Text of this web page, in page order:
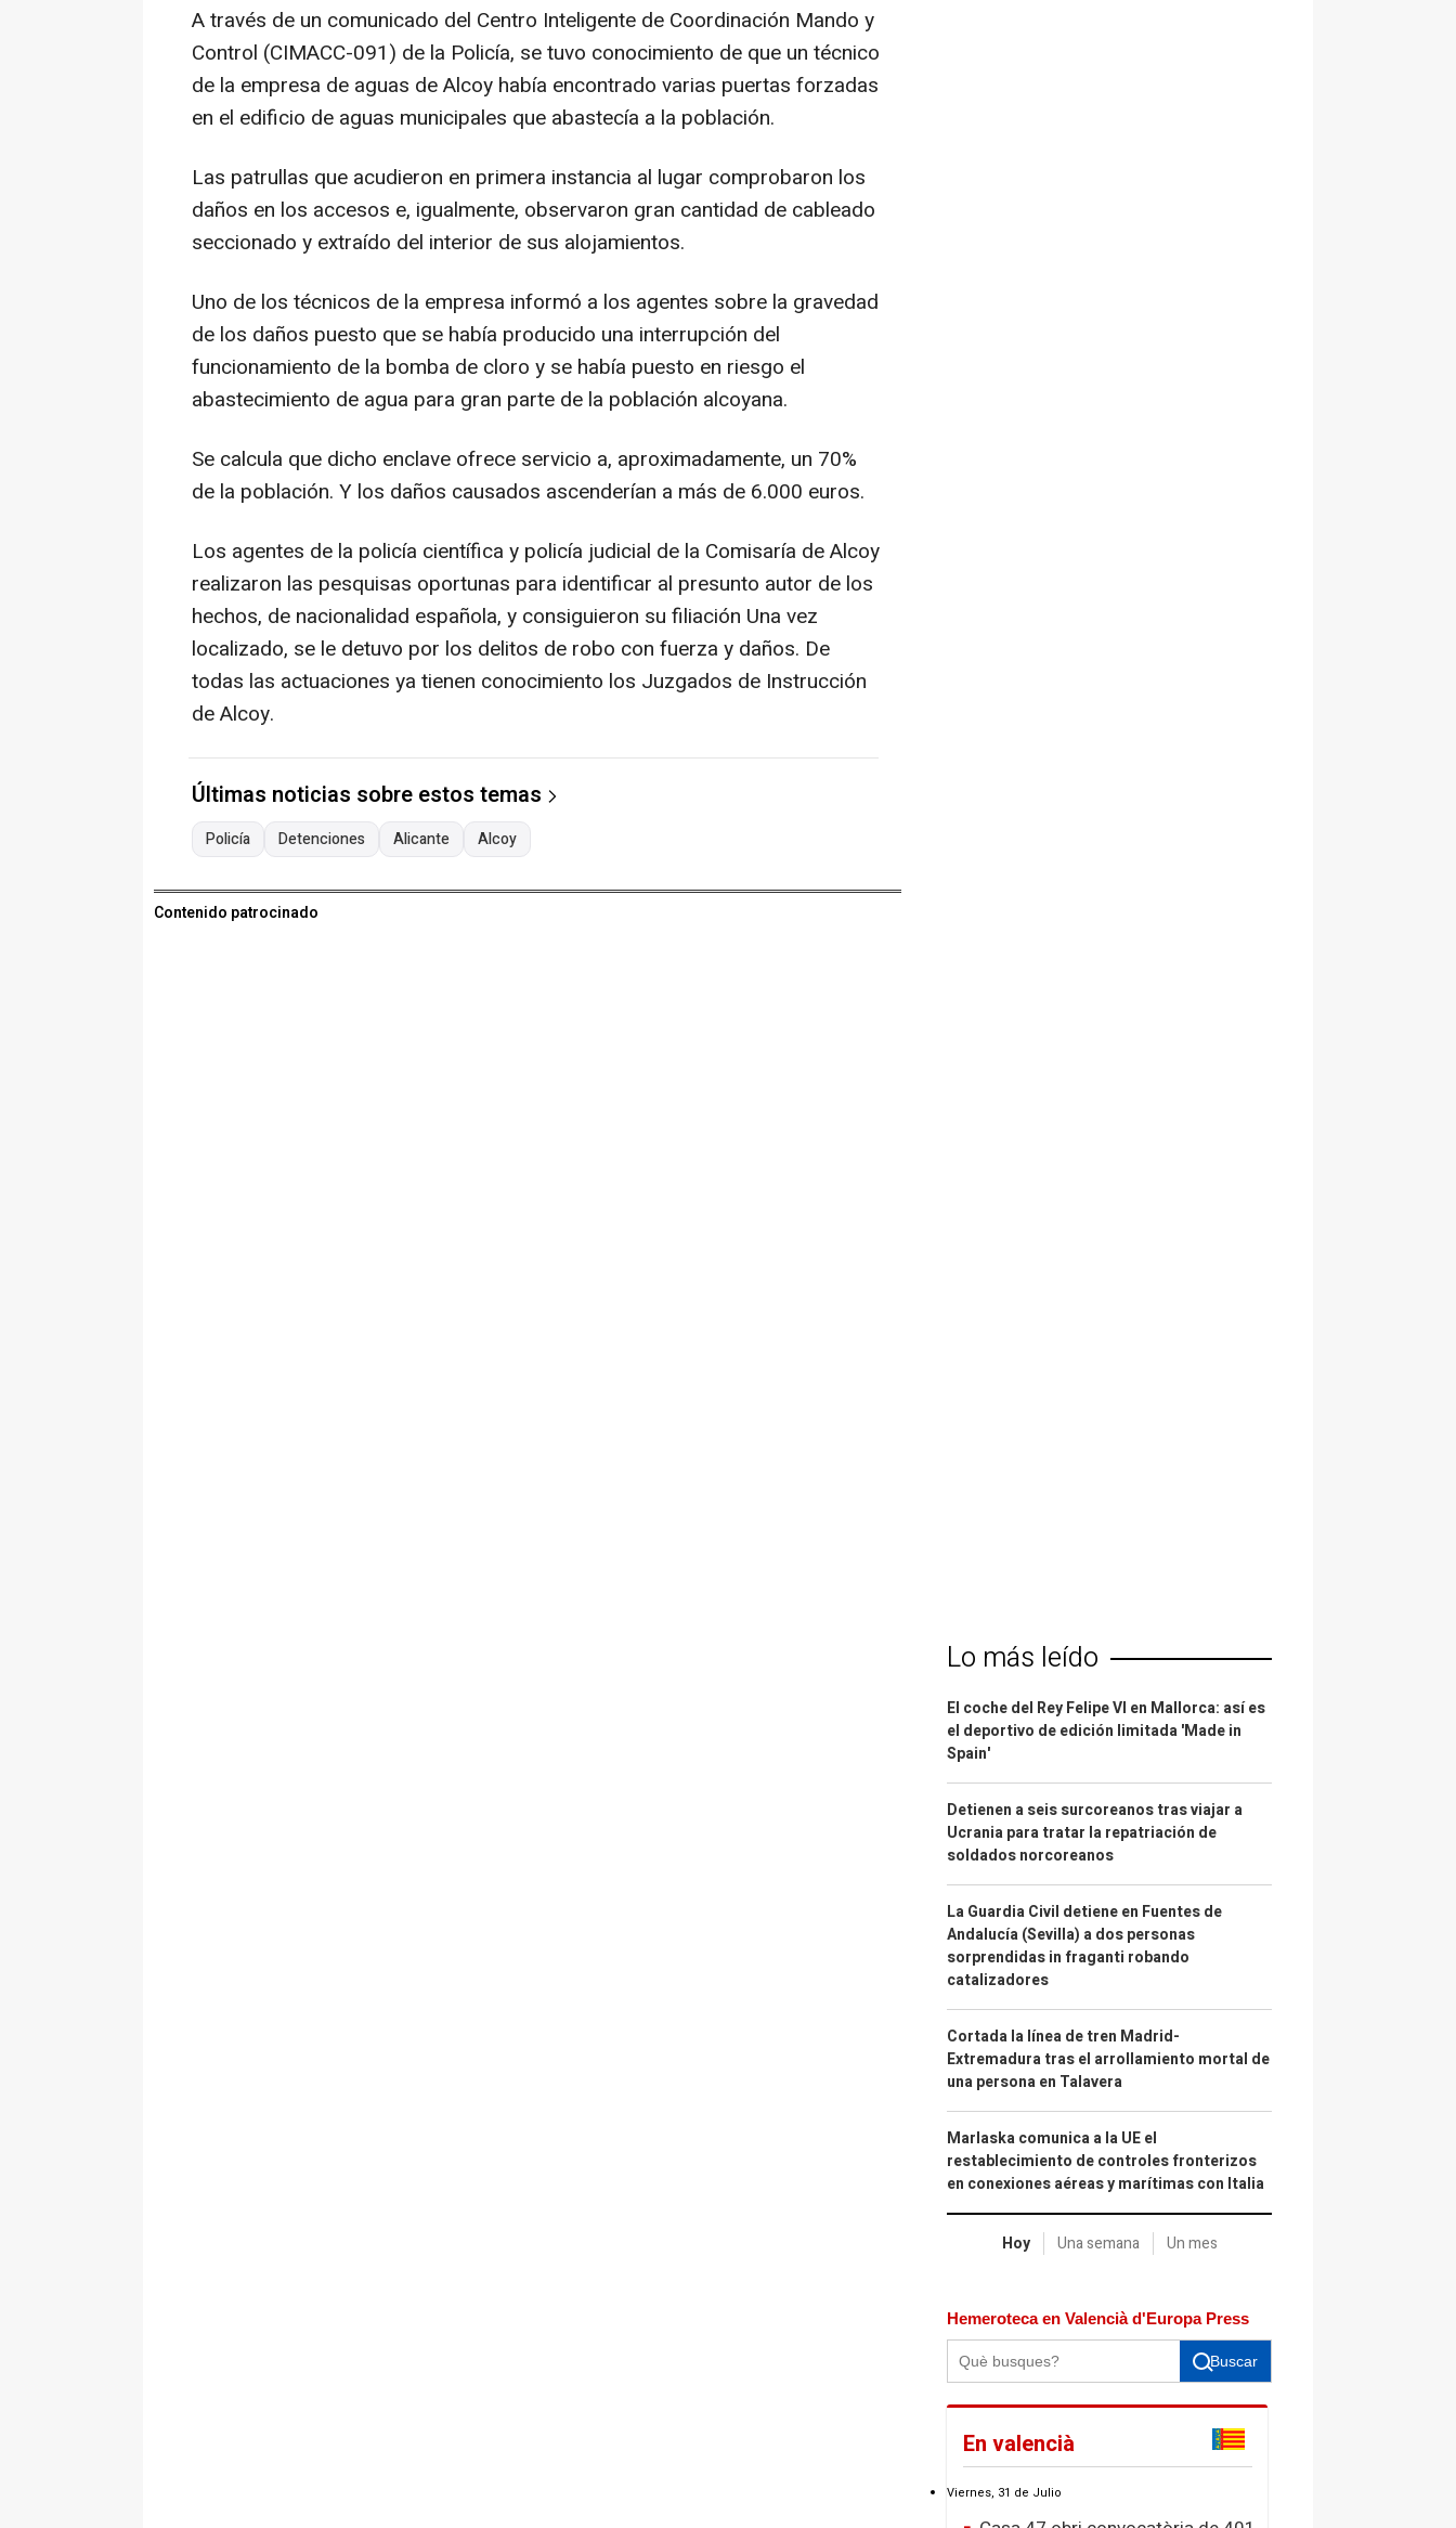
A través de un comunicado del Centro Inteligente de Coordinación Mando y
Control (CIMACC-091) de la Policía, se tuvo conocimiento de que un técnico
de la empresa de aguas de Alcoy había encontrado varias puertas forzadas
en el edificio de aguas municipales que abastecía a la población.
Las patrullas que acudieron en primera instancia al lugar comprobaron los
daños en los accesos e, igualmente, observaron gran cantidad de cableado
seccionado y extraído del interior de sus alojamientos.
Uno de los técnicos de la empresa informó a los agentes sobre la gravedad
de los daños puesto que se había producido una interrupción del
funcionamiento de la bomba de cloro y se había puesto en riesgo el
abastecimiento de agua para gran parte de la población alcoyana.
Se calcula que dicho enclave ofrece servicio a, aproximadamente, un 70%
de la población. Y los daños causados ascenderían a más de 6.000 euros.
Los agentes de la policía científica y policía judicial de la Comisaría de Alcoy
realizaron las pesquisas oportunas para identificar al presunto autor de los
hechos, de nacionalidad española, y consiguieron su filiación Una vez
localizado, se le detuvo por los delitos de robo con fuerza y daños. De
todas las actuaciones ya tienen conocimiento los Juzgados de Instrucción
de Alcoy.
Últimas noticias sobre estos temas
Policía Detenciones Alicante Alcoy
Contenido patrocinado
Lo más leído
El coche del Rey Felipe VI en Mallorca: así es
el deportivo de edición limitada 'Made in
Spain'
Detienen a seis surcoreanos tras viajar a
Ucrania para tratar la repatriación de
soldados norcoreanos
La Guardia Civil detiene en Fuentes de
Andalucía (Sevilla) a dos personas
sorprendidas in fraganti robando
catalizadores
Cortada la línea de tren Madrid-
Extremadura tras el arrollamiento mortal de
una persona en Talavera
Marlaska comunica a la UE el
restablecimiento de controles fronterizos
en conexiones aéreas y marítimas con Italia
Hoy Una semana Un mes
Hemeroteca en Valencià d'Europa Press
Buscar
En valencià
Viernes, 31 de Julio